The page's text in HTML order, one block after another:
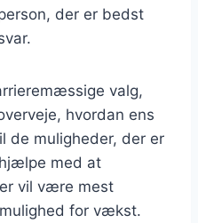
der er bedst
valg,
hvordan ens
de muligheder, der er
med at
vil være mest
for vækst.